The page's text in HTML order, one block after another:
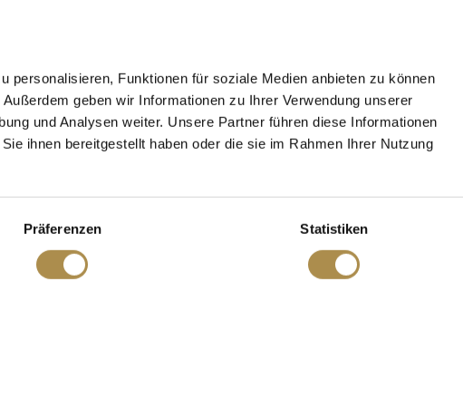
personalisieren, Funktionen für soziale Medien anbieten zu können
geben wir Informationen zu Ihrer Verwendung unserer
und Analysen weiter. Unsere Partner führen diese Informationen
ihnen bereitgestellt haben oder die sie im Rahmen Ihrer Nutzung
Präferenzen Statistiken